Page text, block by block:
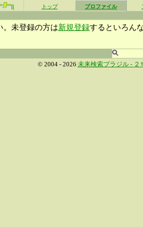
β トップ プロファイル
。未登録の方は新規登録するといろん
© 2004 - 2026 未来検索ブラジル - ２